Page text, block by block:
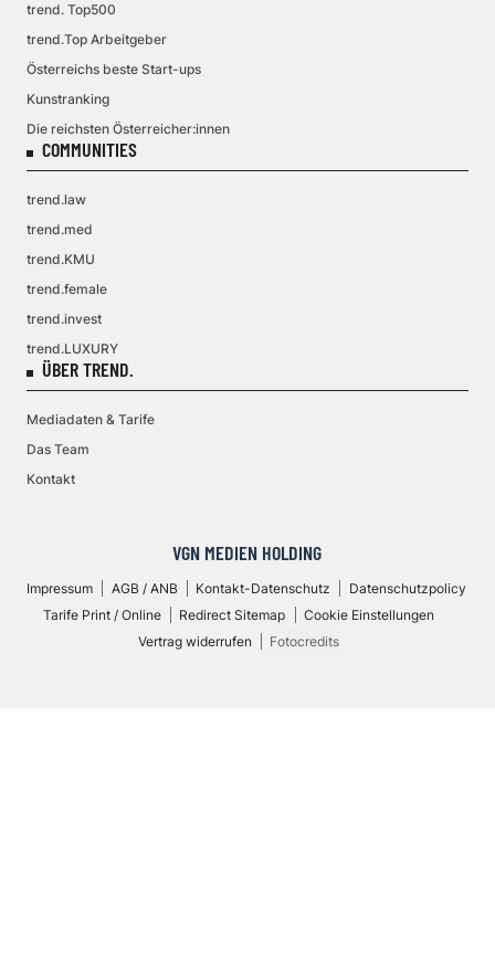
trend. Top500
trend.Top Arbeitgeber
Österreichs beste Start-ups
Kunstranking
Die reichsten Österreicher:innen
COMMUNITIES
trend.law
trend.med
trend.KMU
trend.female
trend.invest
trend.LUXURY
ÜBER TREND.
Mediadaten & Tarife
Das Team
Kontakt
VGN MEDIEN HOLDING
Impressum AGB / ANB Kontakt-Datenschutz
Datenschutzpolicy
Tarife Print / Online
Redirect Sitemap
Cookie Einstellungen
Vertrag widerrufen
Fotocredits